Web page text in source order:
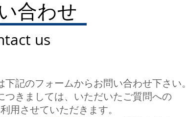
合わせ
us
記のフォームからお問い合わせ下さい。
つきましては、いただいたご質問への
利用させていただきます。